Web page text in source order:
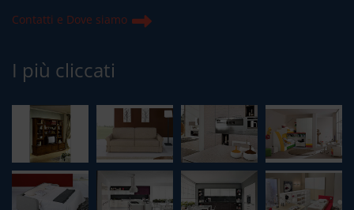
Contatti e Dove siamo
I più cliccati